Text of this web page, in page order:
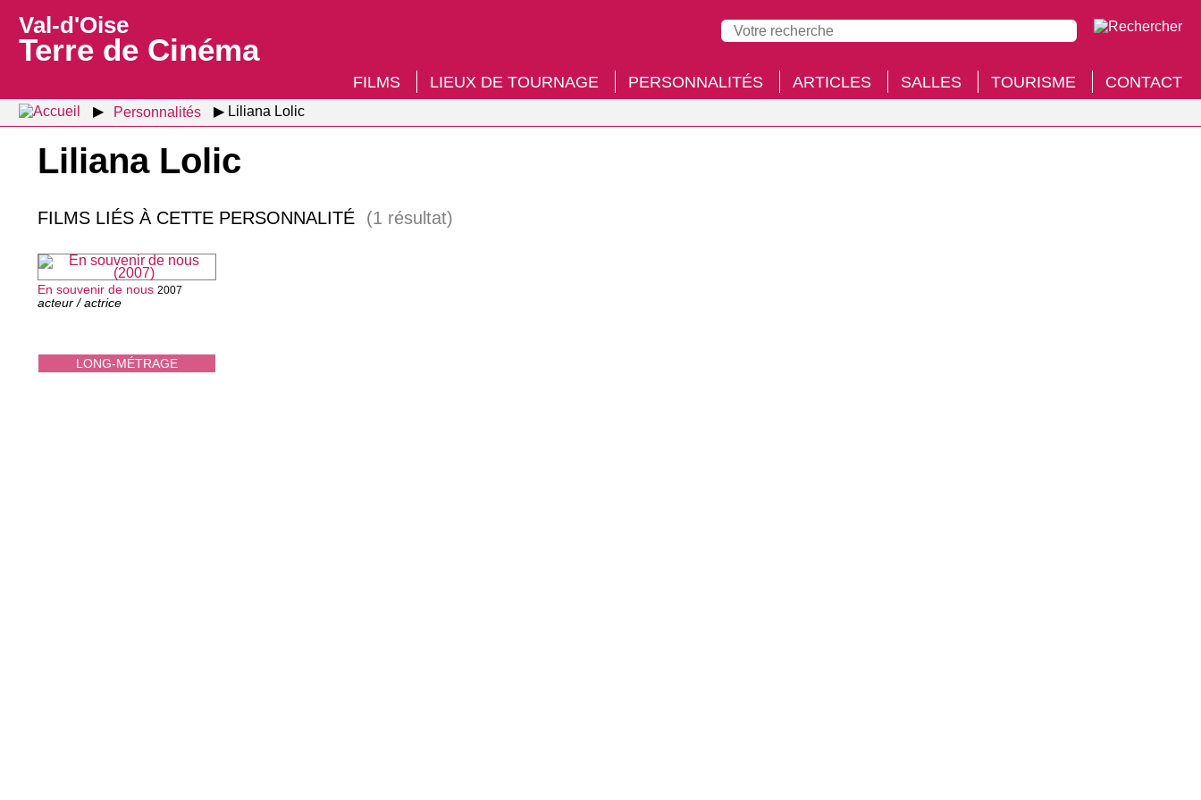
Val-d'Oise
Terre de Cinéma
FILMS LIEUX DE TOURNAGE PERSONNALITÉS ARTICLES SALLES TOURISME CONTACT
Personnalités Liliana Lolic
Liliana Lolic
FILMS LIÉS À CETTE PERSONNALITÉ (1 résultat)
LONG-MÉTRAGE
En souvenir de nous 2007
acteur / actrice